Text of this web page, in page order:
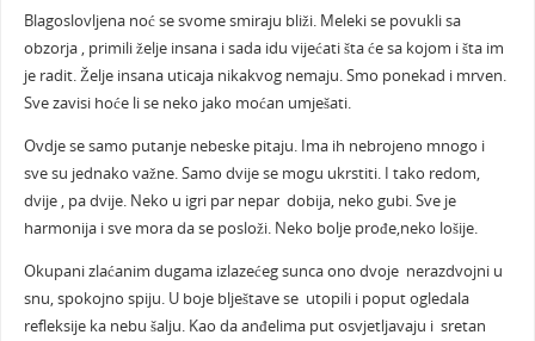
Blagoslovljena noć se svome smiraju bliži. Meleki se povukli sa
obzorja , primili želje insana i sada idu vijećati šta će sa kojom i šta im
je radit. Želje insana uticaja nikakvog nemaju. Smo ponekad i mrven.
Sve zavisi hoće li se neko jako moćan umješati.
Ovdje se samo putanje nebeske pitaju. Ima ih nebrojeno mnogo i
sve su jednako važne. Samo dvije se mogu ukrstiti. I tako redom,
dvije , pa dvije. Neko u igri par nepar dobija, neko gubi. Sve je
harmonija i sve mora da se posloži. Neko bolje prođe,neko lošije.
Okupani zlaćanim dugama izlazećeg sunca ono dvoje nerazdvojni u
snu, spokojno spiju. U boje blještave se utopili i poput ogledala
refleksije ka nebu šalju. Kao da anđelima put osvjetljavaju i sretan